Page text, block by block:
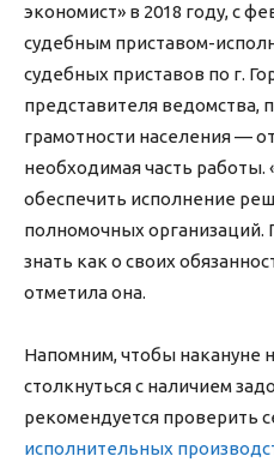
экономист» в 2018 году, с
судебным приставом-
судебных приставов по г.
представителя
грамотности населения —
необходимая часть
обеспечить исполнение
полномочных
знать как о своих
отметила она.
Напомним, чтобы накануне
столкнуться с наличием
рекомендуется проверить
исполнительных